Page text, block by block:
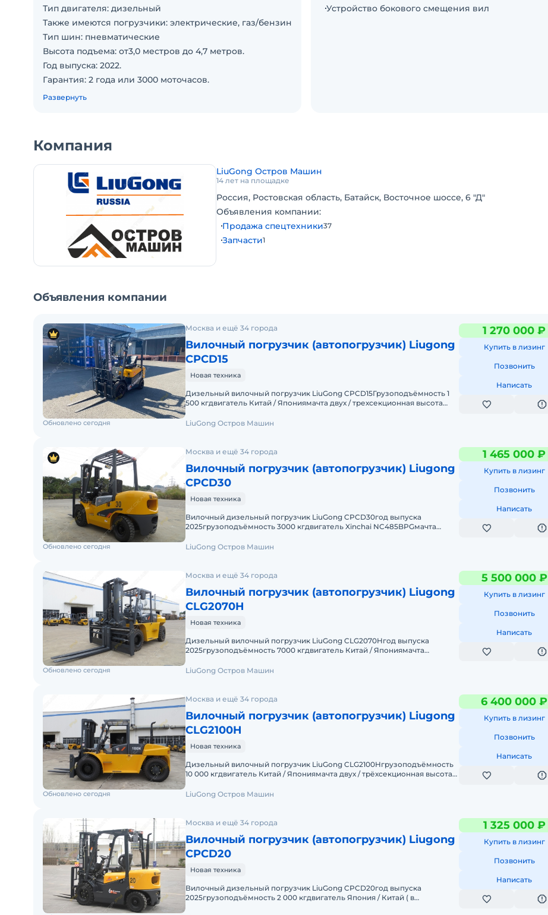
Тип двигателя: дизельный
Также имеются погрузчики: электрические, газ/бензин
Тип шин: пневматические
Высота подъема: от3,0 местров до 4,7 метров.
Год выпуска: 2022.
Гарантия: 2 года или 3000 моточасов.
Также в наличии запчасти. Официальное сервисное
Большой выбор техники.
Доставка по всех России.
ТОРГ! Цена с НДС. Помогу с доставкой. В наличии.
Возможна продажа в лизинг.Готова к эксплуатации.
Развернуть
Устройство бокового смещения вил
Компания
LiuGong Остров Машин
14 лет на площадке
Россия, Ростовская область, Батайск, Восточное шоссе, 6 "Д"
Объявления компании:
Продажа спецтехники37
Запчасти1
Объявления компании
Москва и ещё 34 города
Вилочный погрузчик (автопогрузчик) Liugong
CPCD15
Новая техника
Дизельный вилочный погрузчик LiuGong CPCD15Грузоподъёмность 1
500 кгдвигатель Китай / Япониямачта двух / трехсекционная высота
1 270 000 ₽
Купить в лизинг
Позвонить
Написать
Обновлено сегодня LiuGong Остров Машин
Москва и ещё 34 города
Вилочный погрузчик (автопогрузчик) Liugong
CPCD30
Новая техника
Вилочный дизельный погрузчик LiuGong CPCD30год выпуска
2025грузоподъёмность 3000 кгдвигатель Xinchai NC485BPGмачта
1 465 000 ₽
Купить в лизинг
Позвонить
Написать
Обновлено сегодня LiuGong Остров Машин
Москва и ещё 34 города
Вилочный погрузчик (автопогрузчик) Liugong
CLG2070H
Новая техника
Дизельный вилочный погрузчик LiuGong CLG2070Hгод выпуска
2025грузоподъёмность 7000 кгдвигатель Китай / Япониямачта
5 500 000 ₽
Купить в лизинг
Позвонить
Написать
Обновлено сегодня LiuGong Остров Машин
Москва и ещё 34 города
Вилочный погрузчик (автопогрузчик) Liugong
CLG2100H
Новая техника
Дизельный вилочный погрузчик LiuGong CLG2100Hгрузоподъёмность
10 000 кгдвигатель Китай / Япониямачта двух / трёхсекционная высота
6 400 000 ₽
Купить в лизинг
Позвонить
Написать
Обновлено сегодня LiuGong Остров Машин
Москва и ещё 34 города
Вилочный погрузчик (автопогрузчик) Liugong
CPCD20
Новая техника
Вилочный дизельный погрузчик LiuGong CPCD20год выпуска
2025грузоподъёмность 2 000 кгдвигатель Япония / Китай ( в
1 325 000 ₽
Купить в лизинг
Позвонить
Написать